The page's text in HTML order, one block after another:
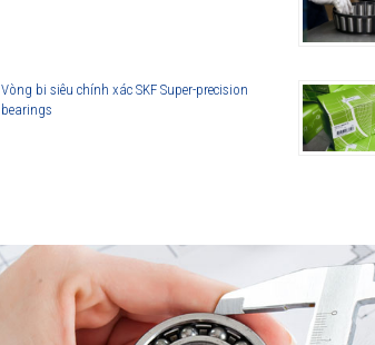
Vòng bi siêu chính xác SKF Super-precision
bearings